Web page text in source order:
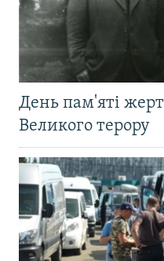
День пам'яті
Великого терору